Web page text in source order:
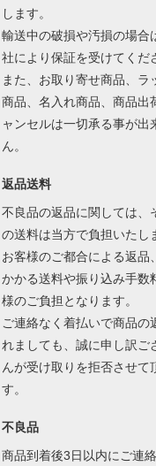
します。
輸送中の破損や汚損の場合
社により保証を受けてくだ
また、お取り寄せ商品、ラ
商品、名入れ商品、商品出
ャンセルは一切承る事が出
ん。
返品送料
不良品の返品に関しては、
の送料は当方で負担いたし
お客様のご都合による返品
かかる送料や振り込み手数
様のご負担となります。
ご連絡なく着払いで商品の
れましても、誠に申し訳ご
んが受け取りを拒否させて
す。
不良品
商品到着後3日以内にご連